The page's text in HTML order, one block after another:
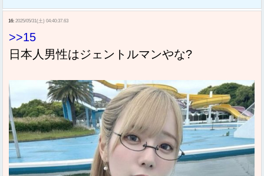
16: 2025/05/31(土) 04:40:37.63
>>15
日本人男性はジェントルマンやな?